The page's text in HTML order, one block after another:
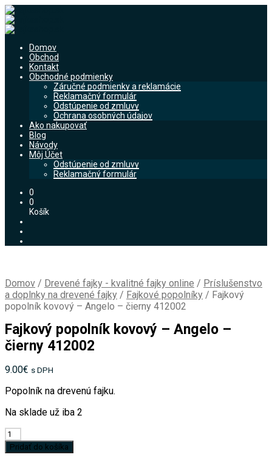
Domov
Obchod
Kontakt
Obchodné podmienky
Záručné podmienky a reklamácie
Reklamačný formulár
Odstúpenie od zmluvy
Ochrana osobných údajov
Ako nakupovať
Blog
Návody
Môj Účet
Odstúpenie od zmluvy
Reklamačný formulár
0
0
Košík
Domov / Drevené fajky - kvalitné fajky online / Príslušenstvo
a doplnky na drevené fajky / Fajkové popolníky / Fajkový
popolník kovový – Angelo – čierny 412002
Fajkový popolník kovový – Angelo –
čierny 412002
9.00€ s DPH
Popolník na drevenú fajku.
Na sklade už iba 2
množstvo
Fajkový
popolník
Pridať do košíka